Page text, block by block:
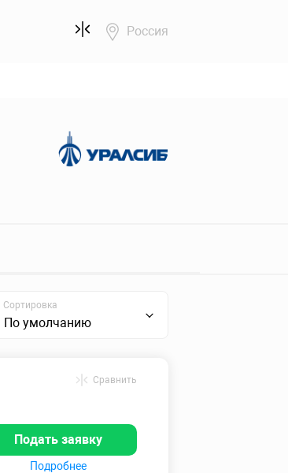
Россия
Сортировка
По умолчанию
Сравнить
Подать заявку
Подробнее